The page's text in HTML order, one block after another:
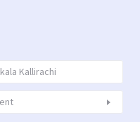
Kallirachi